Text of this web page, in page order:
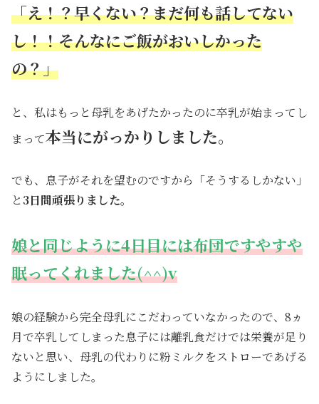
「え！？早くない？まだ何も話してない
し！！そんなにご飯がおいしかった
の？」
と、私はもっと母乳をあげたかったのに卒乳が始まってし
まって本当にがっかりしました。
でも、息子がそれを望むのですから「そうするしかない」
と3日間頑張りました。
娘と同じように4日目には布団ですやすや
眠ってくれました(^^)v
娘の経験から完全母乳にこだわっていなかったので、8ヵ
月で卒乳してしまった息子には離乳食だけでは栄養が足り
ないと思い、母乳の代わりに粉ミルクをストローであげる
ようにしました。